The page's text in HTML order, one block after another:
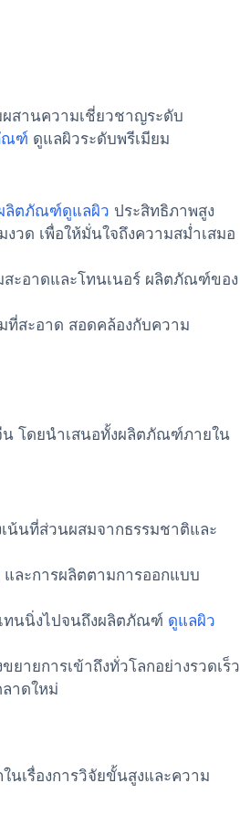
ผสานความเชี่ยวชาญระดับ
ณฑ์ ดูแลผิวระดับพรีเมียม
ลิตภัณฑ์ดูแลผิว ประสิทธิภาพสูง
ด เพื่อให้มั่นใจถึงความสม่ำเสมอ
ะอาดและโทนเนอร์ ผลิตภัณฑ์ของ
ที่สะอาด สอดคล้องกับความ
น โดยนำเสนอทั้งผลิตภัณฑ์ภายใน
น้นที่ส่วนผสมจากธรรมชาติและ
ละการผลิตตามการออกแบบ
ทนนิ่งไปจนถึงผลิตภัณฑ์ ดูแลผิว
ายการเข้าถึงทั่วโลกอย่างรวดเร็ว
าดใหม่
นเรื่องการวิจัยขั้นสูงและความ